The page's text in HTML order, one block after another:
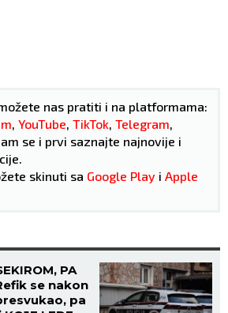
nas pratiti i na platformama:
, YouTube, TikTok, Telegram,
se i prvi saznajte najnovije i
skinuti sa Google Play i Apple
PA
se nakon
pa